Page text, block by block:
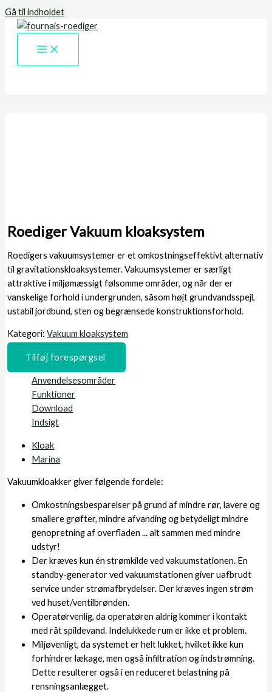
Gå til indholdet
Roediger Vakuum kloaksystem
Roedigers vakuumsystemer er et omkostningseffektivt alternativ
til gravitationskloaksystemer. Vakuumsystemer er særligt
attraktive i miljømæssigt følsomme områder, og når der er
vanskelige forhold i undergrunden, såsom højt grundvandsspejl,
ustabil jordbund, sten og begrænsede konstruktionsforhold.
Kategori:Vakuum kloaksystem
Tilføj forespørgsel
Anvendelsesområder
Funktioner
Download
Indsigt
Kloak
Marina
Vakuumkloakker giver følgende fordele:
Omkostningsbesparelser på grund af mindre rør, lavere og
smallere grøfter, mindre afvanding og betydeligt mindre
genopretning af overfladen ... alt sammen med mindre
udstyr!
Der kræves kun én strømkilde ved vakuumstationen. En
standby-generator ved vakuumstationen giver uafbrudt
service under strømafbrydelser. Der kræves ingen strøm
ved huset/ventilbrønden.
Operatørvenlig, da operatøren aldrig kommer i kontakt
med råt spildevand. Indelukkede rum er ikke et problem.
Miljøvenligt, da systemet er helt lukket, hvilket ikke kun
forhindrer lækage, men også infiltration og indstrømning.
Dette resulterer også i en reduceret belastning på
rensningsanlægget.